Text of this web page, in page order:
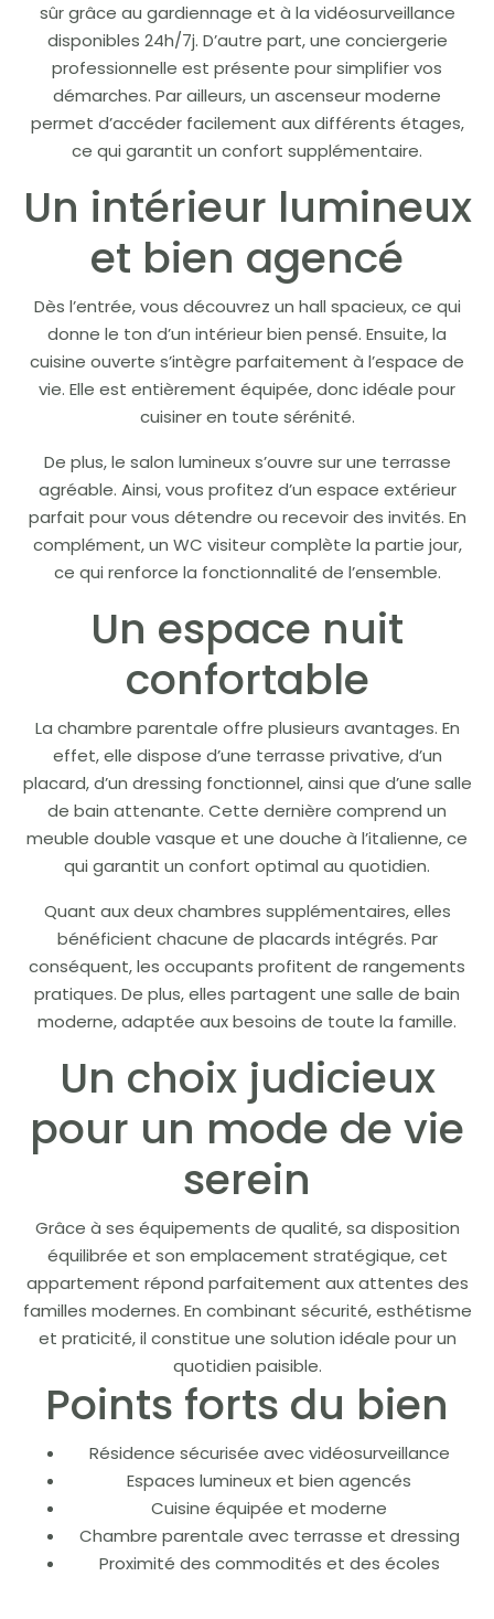
sûr grâce au gardiennage et à la vidéosurveillance
disponibles 24h/7j. D’autre part, une conciergerie
professionnelle est présente pour simplifier vos
démarches. Par ailleurs, un ascenseur moderne
permet d’accéder facilement aux différents étages,
ce qui garantit un confort supplémentaire.
Un intérieur lumineux
et bien agencé
Dès l’entrée, vous découvrez un hall spacieux, ce qui
donne le ton d’un intérieur bien pensé. Ensuite, la
cuisine ouverte s’intègre parfaitement à l’espace de
vie. Elle est entièrement équipée, donc idéale pour
cuisiner en toute sérénité.
De plus, le salon lumineux s’ouvre sur une terrasse
agréable. Ainsi, vous profitez d’un espace extérieur
parfait pour vous détendre ou recevoir des invités. En
complément, un WC visiteur complète la partie jour,
ce qui renforce la fonctionnalité de l’ensemble.
Un espace nuit
confortable
La chambre parentale offre plusieurs avantages. En
effet, elle dispose d’une terrasse privative, d’un
placard, d’un dressing fonctionnel, ainsi que d’une salle
de bain attenante. Cette dernière comprend un
meuble double vasque et une douche à l’italienne, ce
qui garantit un confort optimal au quotidien.
Quant aux deux chambres supplémentaires, elles
bénéficient chacune de placards intégrés. Par
conséquent, les occupants profitent de rangements
pratiques. De plus, elles partagent une salle de bain
moderne, adaptée aux besoins de toute la famille.
Un choix judicieux
pour un mode de vie
serein
Grâce à ses équipements de qualité, sa disposition
équilibrée et son emplacement stratégique, cet
appartement répond parfaitement aux attentes des
familles modernes. En combinant sécurité, esthétisme
et praticité, il constitue une solution idéale pour un
quotidien paisible.
Points forts du bien
Résidence sécurisée avec vidéosurveillance
Espaces lumineux et bien agencés
Cuisine équipée et moderne
Chambre parentale avec terrasse et dressing
Proximité des commodités et des écoles